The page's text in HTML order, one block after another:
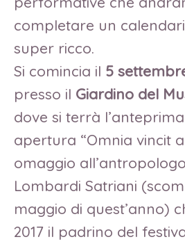
completare un
super ricco.
Si comincia il 5
presso il Giardino del
dove si terrà
apertura “Omnia vincit
omaggio
Lombardi Satriani
maggio di quest’anno)
2017 il padrino del